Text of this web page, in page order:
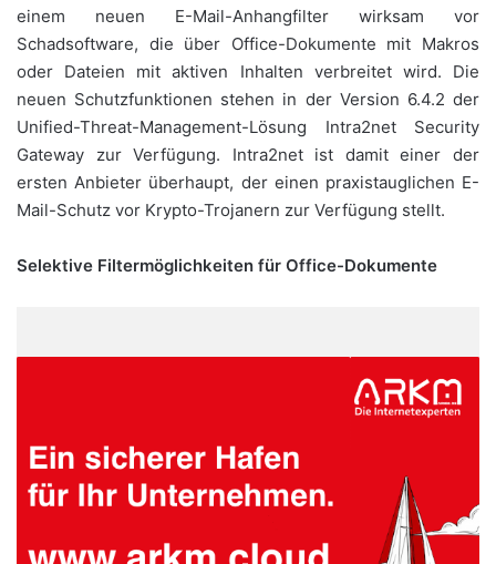
einem neuen E-Mail-Anhangfilter wirksam vor
Schadsoftware, die über Office-Dokumente mit Makros
oder Dateien mit aktiven Inhalten verbreitet wird. Die
neuen Schutzfunktionen stehen in der Version 6.4.2 der
Unified-Threat-Management-Lösung Intra2net Security
Gateway zur Verfügung. Intra2net ist damit einer der
ersten Anbieter überhaupt, der einen praxistauglichen E-
Mail-Schutz vor Krypto-Trojanern zur Verfügung stellt.
Selektive Filtermöglichkeiten für Office-Dokumente